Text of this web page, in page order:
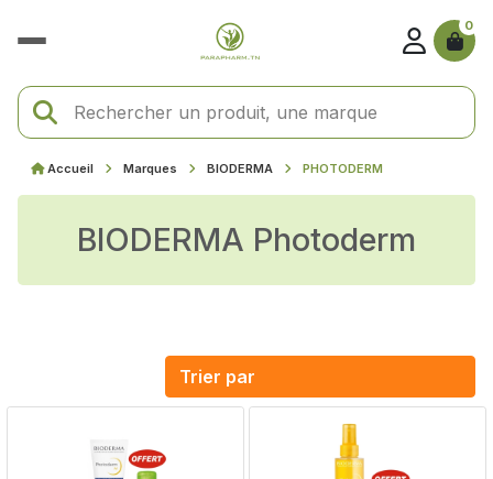
0
Accueil Marques BIODERMA PHOTODERM
BIODERMA Photoderm